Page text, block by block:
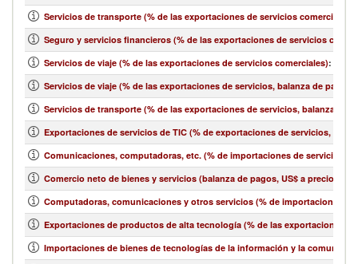
Servicios de transporte (% de las exportaciones de servicios comerciales)
Seguro y servicios financieros (% de las exportaciones de servicios
Servicios de viaje (% de las exportaciones de servicios comerciales):
Servicios de viaje (% de las exportaciones de servicios, balanza de pagos)
Servicios de transporte (% de las exportaciones de servicios, balanza de
Exportaciones de servicios de TIC (% de exportaciones de servicios,
Comunicaciones, computadoras, etc. (% de importaciones de servicios,
Comercio neto de bienes y servicios (balanza de pagos, US$ a precios
Computadoras, comunicaciones y otros servicios (% de importaciones
Exportaciones de productos de alta tecnología (% de las exportaciones
Importaciones de bienes de tecnologías de la información y la